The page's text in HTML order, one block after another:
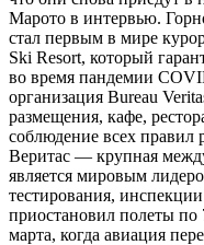
Марото в интервью.
стал первым в мире
Ski Resort, который
во время пандемии
организация Bureau
размещения, кафе,
соблюдение всех
Веритас — крупная
является мировым
тестирования,
приостановил полеты
марта, когда авиация